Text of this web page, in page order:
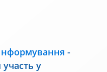
-
у